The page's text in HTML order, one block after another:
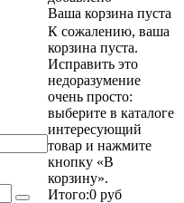
Ваша корзина пуста
К сожалению, ваша
корзина пуста.
Исправить это
недоразумение
очень просто:
выберите в каталоге
интересующий
товар и нажмите
кнопку «В
корзину».
Итого:0 руб